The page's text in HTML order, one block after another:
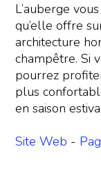
L’auberge
qu’elle offre
architecture
champêtre. Si
pourrez
plus
en saison
Site Web -